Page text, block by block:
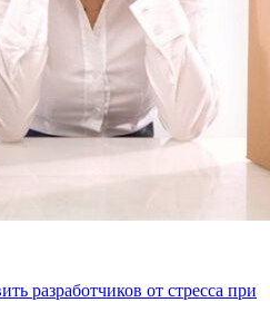
разработчиков от стресса при